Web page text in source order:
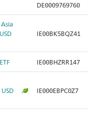
DE0009769760
IE00BK5BQZ41
IE00BHZRR147
IE000EBPC0Z7